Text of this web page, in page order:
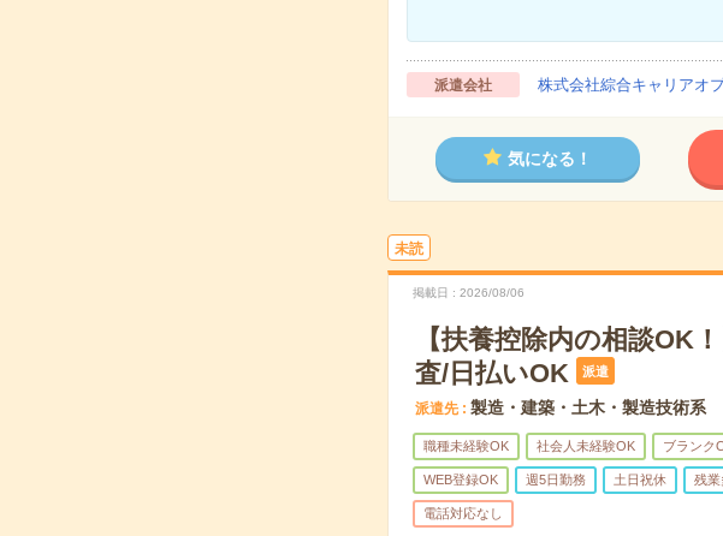
派遣会社 株式会社綜合キャリアオ
気になる！
未読
掲載日 2026/08/06
【扶養控除内の相談OK
査/日払いOK
派遣
派遣先 製造・建築・土木・製造技術系
職種未経験OK 社会人未経験OK ブランク
WEB登録OK 週5日勤務 土日祝休 残業
電話対応なし